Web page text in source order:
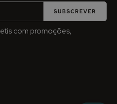
SUBSCREVER
com promoções,